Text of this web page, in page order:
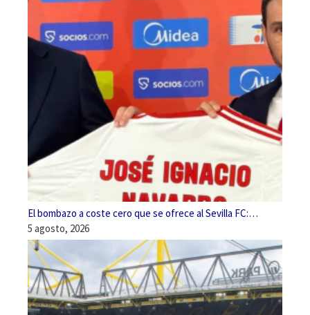
El bombazo a coste cero que se ofrece al Sevilla FC:…
5 agosto, 2026